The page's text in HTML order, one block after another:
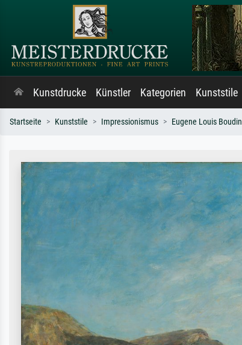
Kunstdrucke Künstler Kategorien Kunststile
Startseite Kunststile Impressionismus Eugene Louis Boudin